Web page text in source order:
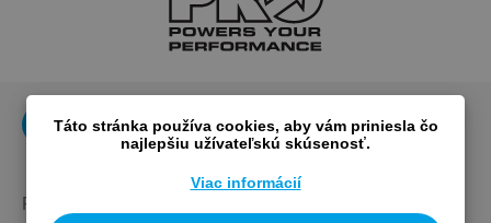
Táto stránka používa cookies, aby vám priniesla čo
najlepšiu užívateľskú skúsenosť.
Viac informácií
Popis Výrobca
Profesionálny montážny stojan do dielne s odkladacou